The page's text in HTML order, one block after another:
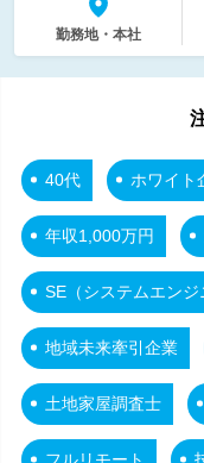
勤務地・本社
40代 ホワイト
年収1,000万円
SE（システムエンジ
地域未来牽引企業
土地家屋調査士
フルリモート